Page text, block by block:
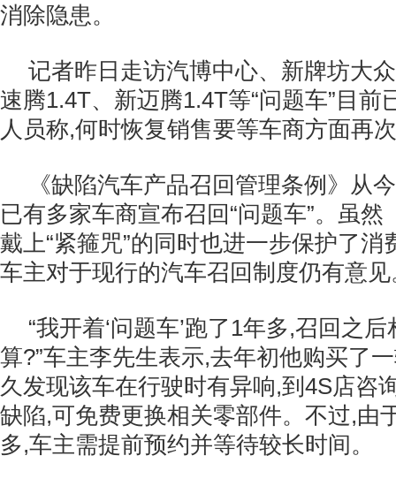
消除隐患。
记者昨日走访汽博中心、新牌坊大
速腾1.4T、新迈腾1.4T等“问题车”目前
人员称,何时恢复销售要等车商方面再
《缺陷汽车产品召回管理条例》从
已有多家车商宣布召回“问题车”。虽
戴上“紧箍咒”的同时也进一步保护了消
车主对于现行的汽车召回制度仍有意见
“我开着‘问题车’跑了1年多,召回之
算?”车主李先生表示,去年初他购买了
久发现该车在行驶时有异响,到4S店咨
缺陷,可免费更换相关零部件。不过,由
多,车主需提前预约并等待较长时间。